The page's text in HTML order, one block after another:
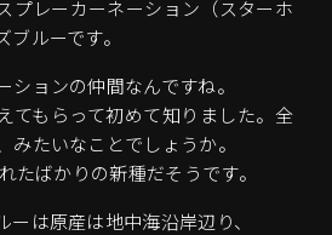
プレーカーネーション（スターホ
ルーです。
ションの仲間なんですね。
てもらって初めて知りました。全
みたいなことでしょうか。
たばかりの新種だそうです。
は原産は地中海沿岸辺り、